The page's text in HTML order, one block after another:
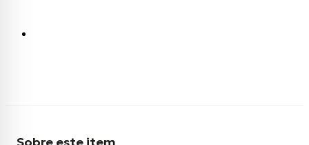
Sobre este item